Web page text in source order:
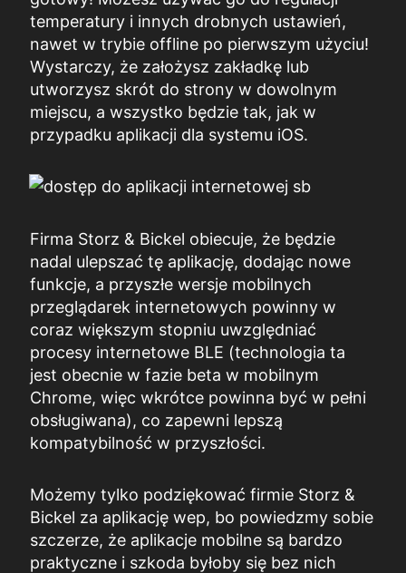
temperatury i innych drobnych ustawień,
nawet w trybie offline po pierwszym użyciu!
Wystarczy, że założysz zakładkę lub
utworzysz skrót do strony w dowolnym
miejscu, a wszystko będzie tak, jak w
przypadku aplikacji dla systemu iOS.
Firma Storz & Bickel obiecuje, że będzie
nadal ulepszać tę aplikację, dodając nowe
funkcje, a przyszłe wersje mobilnych
przeglądarek internetowych powinny w
coraz większym stopniu uwzględniać
procesy internetowe BLE (technologia ta
jest obecnie w fazie beta w mobilnym
Chrome, więc wkrótce powinna być w pełni
obsługiwana), co zapewni lepszą
kompatybilność w przyszłości.
Możemy tylko podziękować firmie Storz &
Bickel za aplikację wep, bo powiedzmy sobie
szczerze, że aplikacje mobilne są bardzo
praktyczne i szkoda byłoby się bez nich